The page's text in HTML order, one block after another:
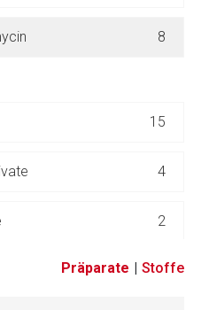
8
15
4
2
6
Präparate | Stoffe
gelten dort ggf. andere
rote-liste.de Zur Seite